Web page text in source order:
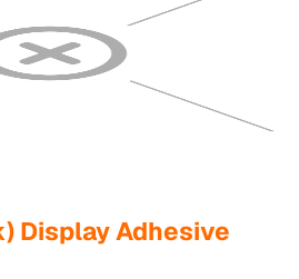
Display Adhesive